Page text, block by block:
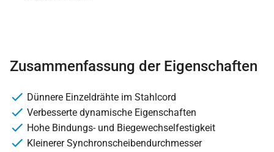
Zusammenfassung der Eigenschaften
Dünnere Einzeldrähte im Stahlcord
Verbesserte dynamische Eigenschaften
Hohe Bindungs- und Biegewechselfestigkeit
Kleinerer Synchronscheibendurchmesser